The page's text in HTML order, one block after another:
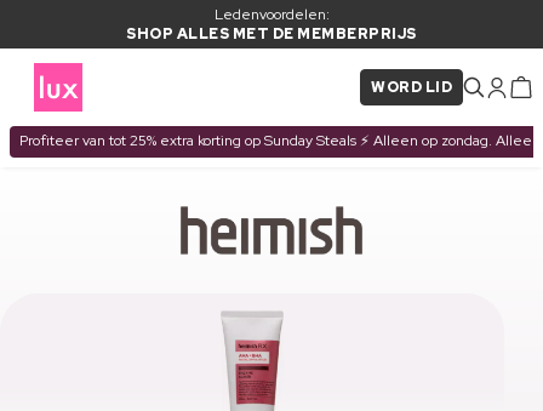
Ledenvoordelen:
SHOP ALLES MET DE MEMBERPRIJS
WORD LID
Profiteer van tot 25% extra korting op Sunday Steals ⚡ Alleen op zondag.